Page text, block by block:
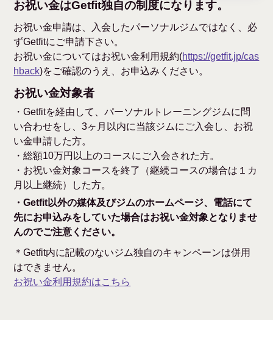
お祝い金はGetfit独自の制度になります。
お祝い金申請は、入会したパーソナルジムではなく、必
ずGetfitにご申請下さい。
お祝い金についてはお祝い金利用規約(https://getfit.jp/cas
hback)をご確認のうえ、お申込みください。
お祝い金対象者
・Getfitを経由して、パーソナルトレーニングジムに問
い合わせをし、3ヶ月以内に当該ジムにご入会し、お祝
い金申請した方。
・総額10万円以上のコースにご入会された方。
・お祝い金対象コースを終了（継続コースの場合は１カ
月以上継続）した方。
・Getfit以外の媒体及びジムのホームページ、電話にて
先にお申込みをしていた場合はお祝い金対象となりませ
んのでご注意ください。
＊Getfit内に記載のないジム独自のキャンペーンは併用
はできません。
お祝い金利用規約はこちら